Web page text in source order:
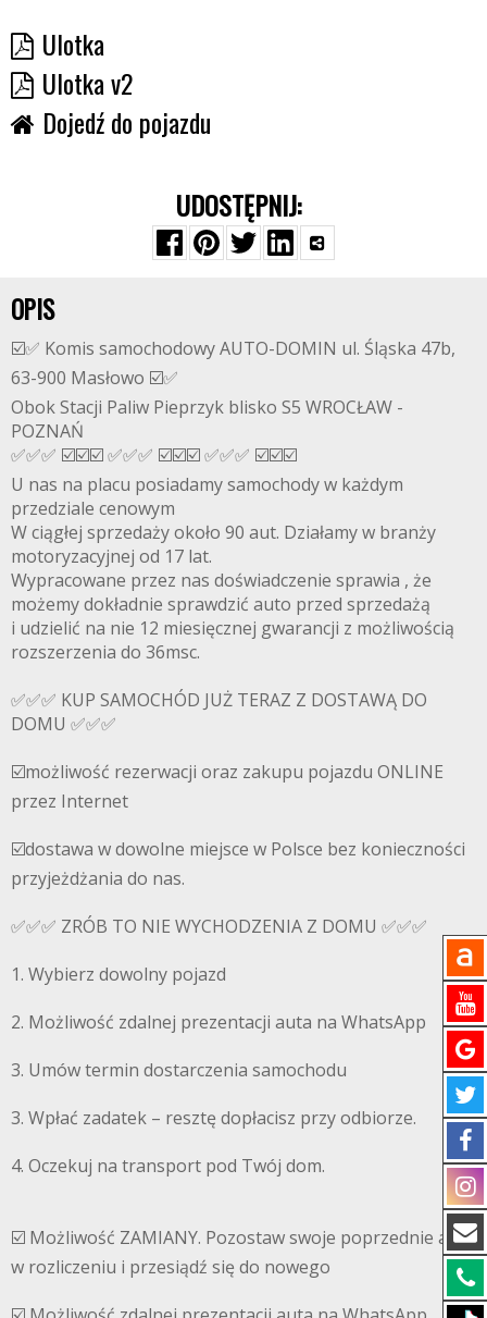
Ulotka
Ulotka v2
Dojedź do pojazdu
UDOSTĘPNIJ:
OPIS
☑️✅ Komis samochodowy AUTO-DOMIN ul. Śląska 47b,
63-900 Masłowo ☑️✅
Obok Stacji Paliw Pieprzyk blisko S5 WROCŁAW -
POZNAŃ
✅✅✅ ☑️☑️☑️ ✅✅✅ ☑️☑️☑️ ✅✅✅ ☑️☑️☑️
U nas na placu posiadamy samochody w każdym
przedziale cenowym
W ciągłej sprzedaży około 90 aut. Działamy w branży
motoryzacyjnej od 17 lat.
Wypracowane przez nas doświadczenie sprawia , że
możemy dokładnie sprawdzić auto przed sprzedażą
i udzielić na nie 12 miesięcznej gwarancji z możliwością
rozszerzenia do 36msc.
✅✅✅ KUP SAMOCHÓD JUŻ TERAZ Z DOSTAWĄ DO
DOMU ✅✅✅
☑️możliwość rezerwacji oraz zakupu pojazdu ONLINE
przez Internet
☑️dostawa w dowolne miejsce w Polsce bez konieczności
przyjeżdżania do nas.
✅✅✅ ZRÓB TO NIE WYCHODZENIA Z DOMU ✅✅✅
1. Wybierz dowolny pojazd
2. Możliwość zdalnej prezentacji auta na WhatsApp
3. Umów termin dostarczenia samochodu
3. Wpłać zadatek – resztę dopłacisz przy odbiorze.
4. Oczekuj na transport pod Twój dom.
☑️ Możliwość ZAMIANY. Pozostaw swoje poprzednie auto
w rozliczeniu i przesiądź się do nowego